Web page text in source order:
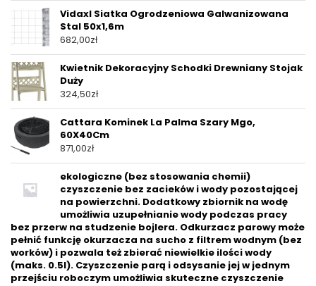
Vidaxl Siatka Ogrodzeniowa Galwanizowana
Stal 50x1,6m
682,00zł
Kwietnik Dekoracyjny Schodki Drewniany Stojak
Duży
324,50zł
Cattara Kominek La Palma Szary Mgo,
60X40Cm
871,00zł
ekologiczne (bez stosowania chemii)
czyszczenie bez zacieków i wody pozostającej
na powierzchni. Dodatkowy zbiornik na wodę
umożliwia uzupełnianie wody podczas pracy
bez przerw na studzenie bojlera. Odkurzacz parowy może
pełnić funkcję okurzacza na sucho z filtrem wodnym (bez
worków) i pozwala też zbierać niewielkie ilości wody
(maks. 0.5l). Czyszczenie parą i odsysanie jej w jednym
przejściu roboczym umożliwia skuteczne czyszczenie